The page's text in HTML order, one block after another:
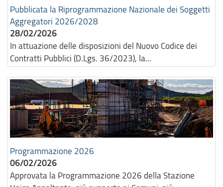
Pubblicata la Riprogrammazione Nazionale dei Soggetti
Aggregatori 2026/2028
28/02/2026
In attuazione delle disposizioni del Nuovo Codice dei
Contratti Pubblici (D.Lgs. 36/2023), la...
Programmazione 2026
06/02/2026
Approvata la Programmazione 2026 della Stazione